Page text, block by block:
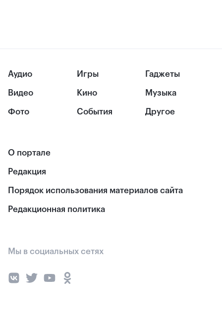
Аудио
Видео
Фото
Игры
Кино
События
Гаджеты
Музыка
Другое
О портале
Редакция
Порядок использования материалов сайта
Редакционная политика
Мы в социальных сетях